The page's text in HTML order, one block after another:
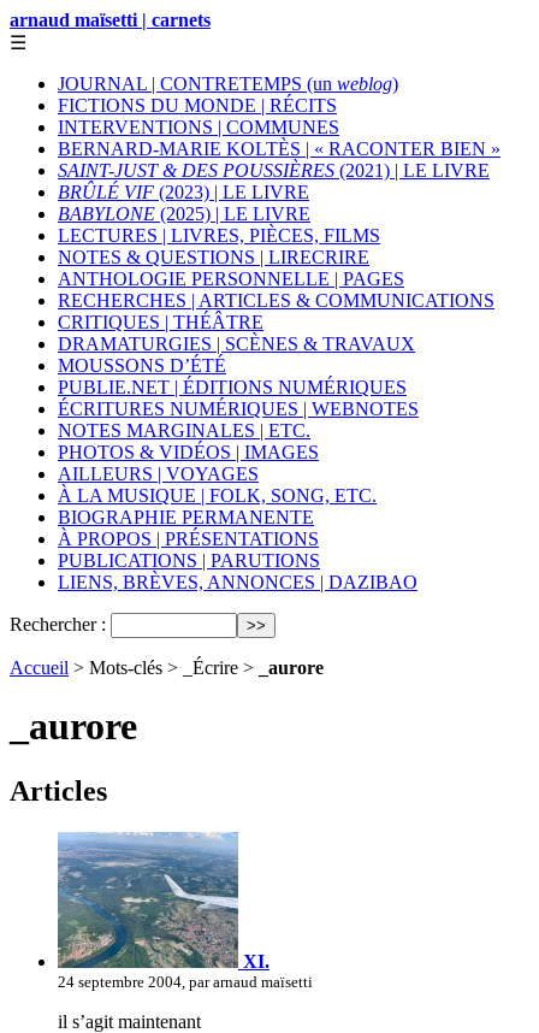
arnaud maïsetti | carnets
☰
JOURNAL | CONTRETEMPS (un weblog)
FICTIONS DU MONDE | RÉCITS
INTERVENTIONS | COMMUNES
BERNARD-MARIE KOLTÈS | « RACONTER BIEN »
SAINT-JUST & DES POUSSIÈRES (2021) | LE LIVRE
BRÛLÉ VIF (2023) | LE LIVRE
BABYLONE (2025) | LE LIVRE
LECTURES | LIVRES, PIÈCES, FILMS
NOTES & QUESTIONS | LIRECRIRE
ANTHOLOGIE PERSONNELLE | PAGES
RECHERCHES | ARTICLES & COMMUNICATIONS
CRITIQUES | THÉÂTRE
DRAMATURGIES | SCÈNES & TRAVAUX
MOUSSONS D’ÉTÉ
PUBLIE.NET | ÉDITIONS NUMÉRIQUES
ÉCRITURES NUMÉRIQUES | WEBNOTES
NOTES MARGINALES | ETC.
PHOTOS & VIDÉOS | IMAGES
AILLEURS | VOYAGES
À LA MUSIQUE | FOLK, SONG, ETC.
BIOGRAPHIE PERMANENTE
À PROPOS | PRÉSENTATIONS
PUBLICATIONS | PARUTIONS
LIENS, BRÈVES, ANNONCES | DAZIBAO
Rechercher :
Accueil > Mots-clés > _Écrire > _aurore
_aurore
Articles
XI.
24 septembre 2004, par arnaud maïsetti
il s’agit maintenant